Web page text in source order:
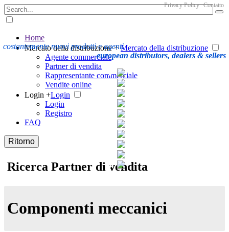
costantemente nuovi prodotti e agenti
european distributors, dealers & sellers
Privacy Policy Contatto
Home
Mercato della distribuzione + Mercato della distribuzione
Agente commerciale
Partner di vendita
Rappresentante commerciale
Vendite online
Login +Login
Login
Registro
FAQ
Ritorno
Ricerca Partner di vendita
Componenti meccanici